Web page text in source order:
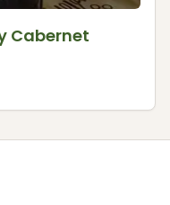
Cabernet